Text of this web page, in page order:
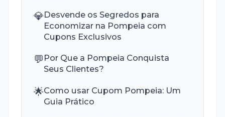
💎Desvende os Segredos para
Economizar na Pompeia com
Cupons Exclusivos
💬 Por Que a Pompeia Conquista
Seus Clientes?
🌟Como usar Cupom Pompeia: Um
Guia Prático